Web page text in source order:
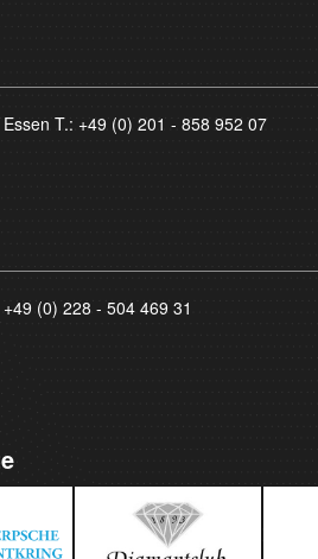
T.: +49 (0) 201 - 858 952 07
+49 (0) 228 - 504 469 31